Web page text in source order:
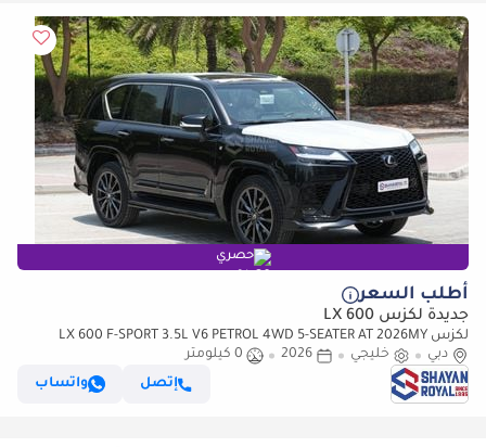
حصري
أطلب السعر
جديدة لكزس LX 600
لكزس LX 600 F-SPORT 3.5L V6 PETROL 4WD 5-SEATER AT 2026MY
دبي
خليجي 2026
0 كيلومتر
إتصل
واتساب